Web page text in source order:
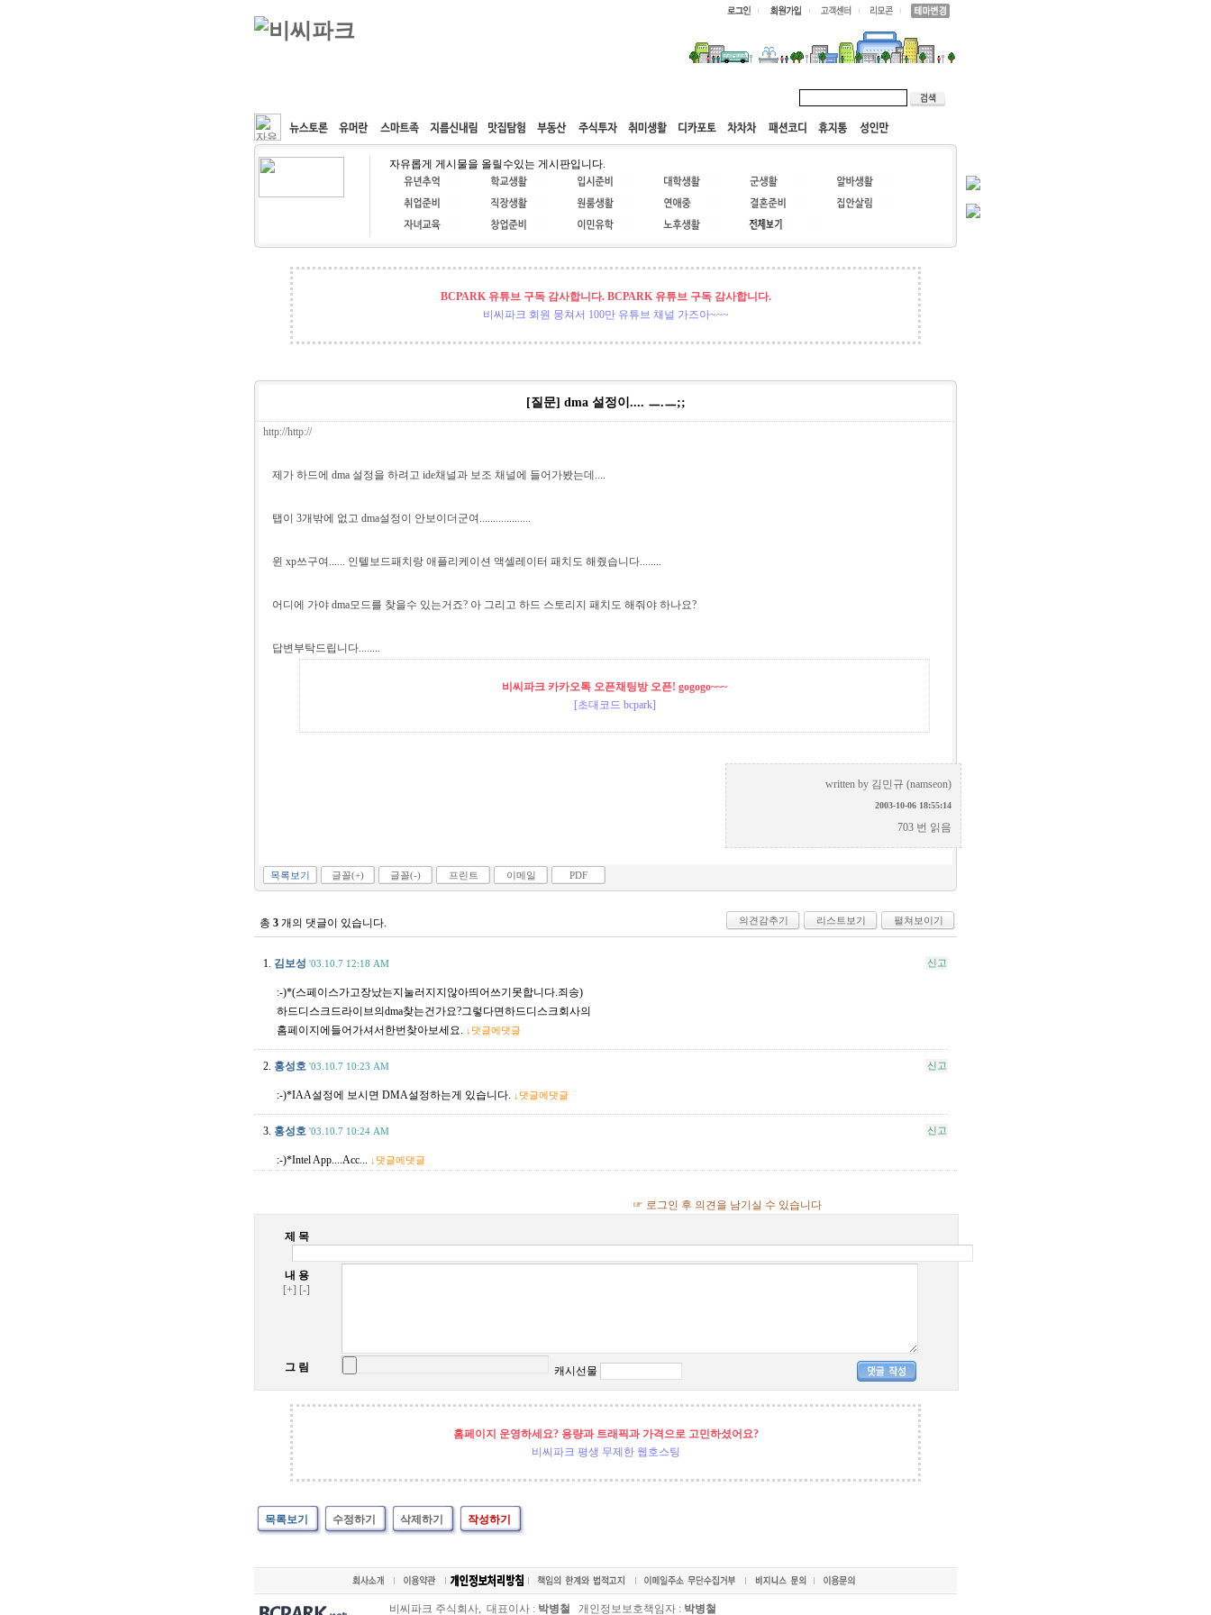
커뮤니티 속도패치 웹호스팅 공동구매 고객센터
자유롭게 게시물을 올릴수있는 게시판입니다.
BCPARK 유튜브 구독 감사합니다. BCPARK 유튜브 구독 감사합니다.
비씨파크 회원 뭉쳐서 100만 유튜브 채널 가즈아~~~
[질문] dma 설정이.... ㅡ.ㅡ;;
http://http://
제가 하드에 dma 설정을 하려고 ide채널과 보조 채널에 들어가봤는데....
탭이 3개밖에 없고 dma설정이 안보이더군여...................
윈 xp쓰구여...... 인텔보드패치랑 애플리케이션 액셀레이터 패치도 해줬습니다........
어디에 가야 dma모드를 찾을수 있는거죠? 아 그리고 하드 스토리지 패치도 해줘야 하나요?
답변부탁드립니다........
비씨파크 카카오톡 오픈채팅방 오픈! gogogo~~~
[초대코드 bcpark]
written by 김민규 (namseon)
2003-10-06 18:55:14
703 번 읽음
목록보기 글꼴(+) 글꼴(-) 프린트 이메일 PDF
총 3 개의 댓글이 있습니다. 의견감추기 리스트보기 펼쳐보이기
1. 김보성 '03.10.7 12:18 AM 신고
:-)*(스페이스가고장났는지눌러지지않아띄어쓰기못합니다.죄송)
하드디스크드라이브의dma찾는건가요?그렇다면하드디스크회사의
홈페이지에들어가셔서한번찾아보세요. ↓댓글에댓글
2. 홍성호 '03.10.7 10:23 AM 신고
:-)*IAA설정에 보시면 DMA설정하는게 있습니다. ↓댓글에댓글
3. 홍성호 '03.10.7 10:24 AM 신고
:-)*Intel App....Acc... ↓댓글에댓글
☞ 로그인 후 의견을 남기실 수 있습니다
제 목
내 용
[+] [-]
그 림 캐시선물
홈페이지 운영하세요? 용량과 트래픽과 가격으로 고민하셨어요?
비씨파크 평생 무제한 웹호스팅
목록보기 수정하기 삭제하기 작성하기
비씨파크 주식회사, 대표이사 : 박병철 개인정보보호책임자 : 박병철